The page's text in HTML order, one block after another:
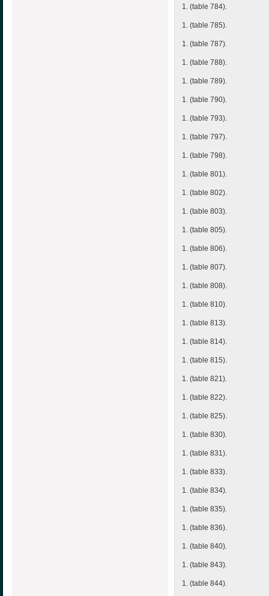
1. (table 784).
1. (table 785).
1. (table 787).
1. (table 788).
1. (table 789).
1. (table 790).
1. (table 793).
1. (table 797).
1. (table 798).
1. (table 801).
1. (table 802).
1. (table 803).
1. (table 805).
1. (table 806).
1. (table 807).
1. (table 808).
1. (table 810).
1. (table 813).
1. (table 814).
1. (table 815).
1. (table 821).
1. (table 822).
1. (table 825).
1. (table 830).
1. (table 831).
1. (table 833).
1. (table 834).
1. (table 835).
1. (table 836).
1. (table 840).
1. (table 843).
1. (table 844).